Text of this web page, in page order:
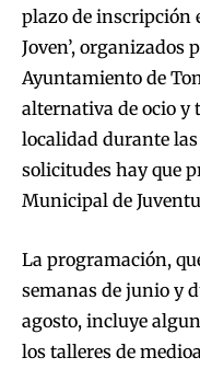
plazo de inscripción
Joven’, organizados
Ayuntamiento de
alternativa de ocio y
localidad durante
solicitudes hay que
Municipal de
La programación,
semanas de junio y
agosto, incluye
los talleres de